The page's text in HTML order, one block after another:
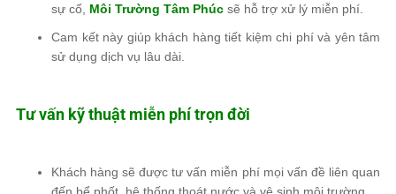
sự cố, Môi Trường Tâm Phúc sẽ hỗ trợ xử lý miễn phí.
Cam kết này giúp khách hàng tiết kiệm chi phí và yên tâm
sử dụng dịch vụ lâu dài.
Tư vấn kỹ thuật miễn phí trọn đời
Khách hàng sẽ được tư vấn miễn phí mọi vấn đề liên quan